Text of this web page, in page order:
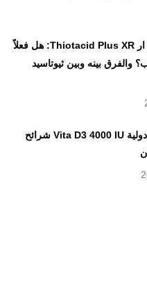
ثيوتاسيد بلس اكس ار Thiotacid Plus XR: هل فعلاً
والفرق بينه وبين ثيوتاسيد
فيتا د3 4000 وحدة دولية Vita D3 4000 IU شرائح